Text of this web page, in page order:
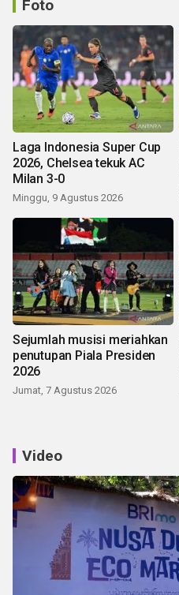
Foto
Laga Indonesia Super Cup
2026, Chelsea tekuk AC
Milan 3-0
Minggu, 9 Agustus 2026
Sejumlah musisi meriahkan
penutupan Piala Presiden
2026
Jumat, 7 Agustus 2026
Video